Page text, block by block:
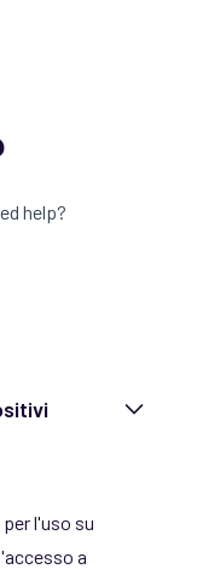
help?
l'uso su
a